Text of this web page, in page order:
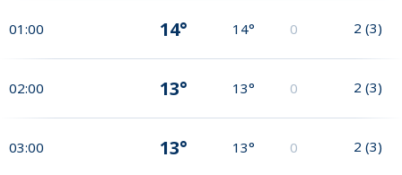
01:00 14° 14° 0 2 (3)
02:00 13° 13° 0 2 (3)
03:00 13° 13° 0 2 (3)